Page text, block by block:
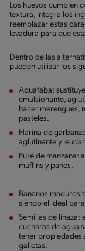
Los huevos cumplen
textura, integra los
reemplazar estas
levadura para que
Dentro de las
pueden utilizar los
Aquafaba:
emulsionante,
hacer merengues,
pasteles.
Harina de
aglutinante y
Puré de manzana:
muffins y panes.
Bananos maduros
siendo el ideal
Semillas de linaza:
cucharas de agua
tener propiedades
galletas.